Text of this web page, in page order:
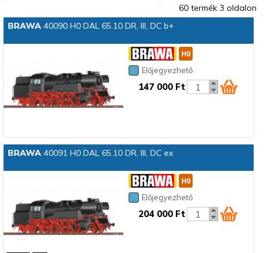
60 termék 3 oldalon
BRAWA40090 H0 DAL 65.10 DR, III, DC b+
Előjegyezhető
147 000 Ft
BRAWA40091 H0 DAL 65.10 DR, III, DC ex
Előjegyezhető
204 000 Ft